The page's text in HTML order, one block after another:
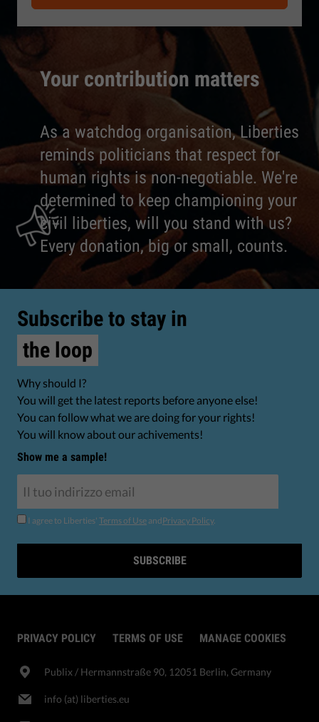
Your contribution matters
As a watchdog organisation, Liberties
reminds politicians that respect for
human rights is non-negotiable. We're
determined to keep championing your
civil liberties, will you stand with us?
Every donation, big or small, counts.
Subscribe to stay in
the loop
Why should I?
You will get the latest reports before anyone else!
You can follow what we are doing for your rights!
You will know about our achivements!
Show me a sample!
I agree to Liberties' Terms of Use andPrivacy Policy.
SUBSCRIBE
PRIVACY POLICY TERMS OF USE MANAGE COOKIES
Publix​ / Hermannstraße 90, 12051 Berlin, Germany
info (at) liberties.eu